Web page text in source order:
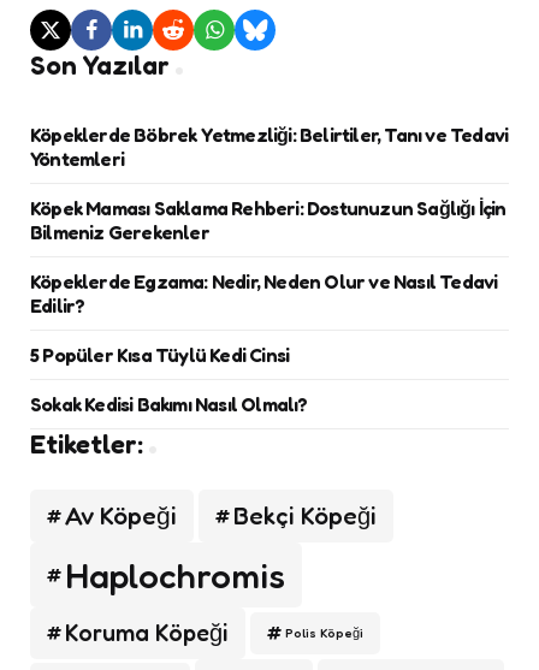
Son Yazılar
Köpeklerde Böbrek Yetmezliği: Belirtiler, Tanı ve Tedavi
Yöntemleri
Köpek Maması Saklama Rehberi: Dostunuzun Sağlığı İçin
Bilmeniz Gerekenler
Köpeklerde Egzama: Nedir, Neden Olur ve Nasıl Tedavi
Edilir?
5 Popüler Kısa Tüylü Kedi Cinsi
Sokak Kedisi Bakımı Nasıl Olmalı?
Etiketler:
Av Köpeği Bekçi Köpeği
Haplochromis
Koruma Köpeği Polis Köpeği